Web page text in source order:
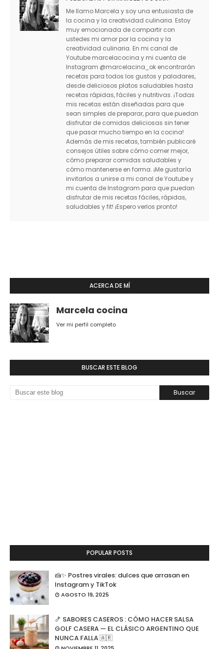
Me llamo Marcela y soy una entusiasta de
la cocina y la creatividad culinaria. Estoy
muy emocionada de compartir con
ustedes mi amor por la cocina y la
creatividad culinaria. En mi canal de
Youtube marcelacocina y mi cuenta de
Instagram @marcelacina_ok encontrarán
recetas para todos los gustos y paladares,
desde deliciosos platos saludables hasta
recetas rápidas, fáciles y nutritivas. ¡Todas
mis recetas están diseñadas para que
sean simples de preparar, para que puedan
disfrutar de comidas deliciosas sin tener
que pasar mucho tiempo en la cocina!
Además de mis recetas, también publicaré
consejos útiles sobre cómo comer mejor,
cómo preparar comidas saludables y
cómo mantenerse en forma. ¡Me gustaría
invitarlos a unirse a mi canal de Youtube y
mi cuenta de Instagram para que puedan
disfrutar de mis recetas fáciles, rápidas,
saludables y fit! ¡Espero verlos pronto!
ACERCA DE MÍ
Marcela cocina
Ver mi perfil completo
BUSCAR ESTE BLOG
POPULAR POSTS
🍰✨ Postres virales: dulces que arrasan en
Instagram y TikTok
AGOSTO 19, 2025
🍤 SABORES CASEROS : CÓMO HACER SALSA
GOLF CASERA — EL CLÁSICO ARGENTINO QUE
NUNCA FALLA 🇦🇷